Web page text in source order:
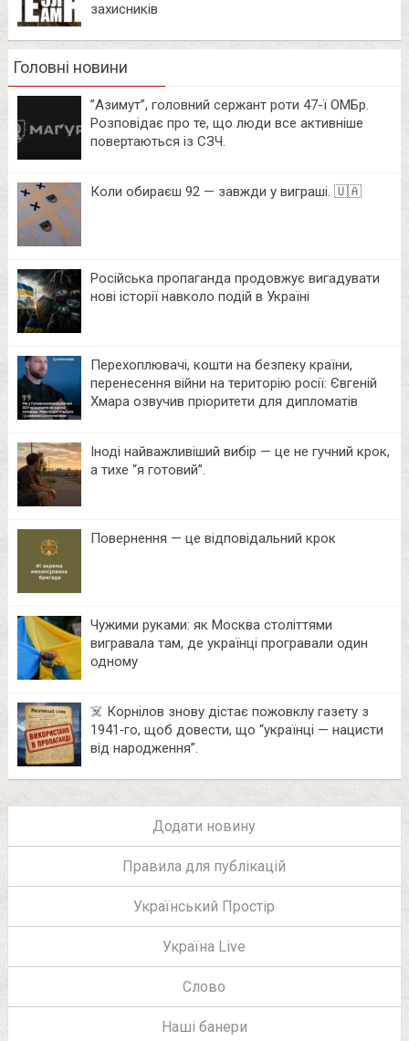
захисників
Головні новини
⁨”Азимут”, головний сержант роти 47-ї ОМБр.
Розповідає про те, що люди все активніше
повертаються із СЗЧ.
Коли обираєш 92 — завжди у виграші. 🇺🇦
Російська пропаганда продовжує вигадувати
нові історії навколо подій в Україні
Перехоплювачі, кошти на безпеку країни,
перенесення війни на територію росії: Євгеній
Хмара озвучив пріоритети для дипломатів
Іноді найважливіший вибір — це не гучний крок,
а тихе “я готовий”.
Повернення — це відповідальний крок
Чужими руками: як Москва століттями
вигравала там, де українці програвали один
одному
☠️ Корнілов знову дістає пожовклу газету з
1941‑го, щоб довести, що “українці — нацисти
від народження”.
Додати новину
Правила для публікацій
Український Простір
Україна Live
Слово
Наші банери